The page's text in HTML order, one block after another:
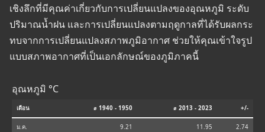
เชิงลึกที่มีคุณค่าเกี่ยวกับการเปลี่ยนแปลงของอุณหภูมิ ระดับ
ปริมาณน้ำฝน และการเปลี่ยนแปลงตามฤดูกาลที่ได้รับผลกระ
ทบจากการเปลี่ยนแปลงสภาพภูมิอากาศ ช่วยให้คุณเข้าใจรูป
แบบสภาพอากาศที่เป็นเอกลักษณ์ของภูมิภาคนี้
อุณหภูมิ °C
เดือน ⌀ 1940 - 1950 ⌀ 2013 - 2023 +/-
ม.ค. 9.21 11.95 2.74